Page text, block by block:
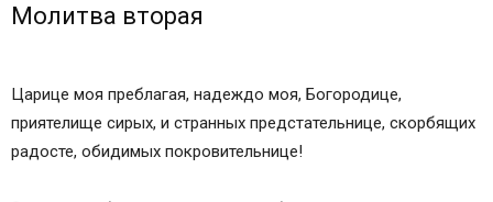
Молитва вторая
Царице моя преблагая, надеждо моя, Богородице,
приятелище сирых, и странных предстательнице, скорбящих
радосте, обидимых покровительнице!